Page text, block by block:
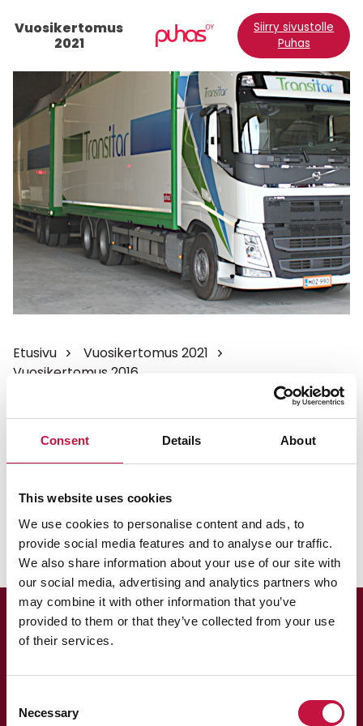
Consent Details About
This website uses cookies
We use cookies to personalise content and ads, to
provide social media features and to analyse our traffic.
We also share information about your use of our site with
our social media, advertising and analytics partners who
may combine it with other information that you’ve
provided to them or that they’ve collected from your use
of their services.
Selection
Necessary
Vuosikertomus
2021
Siirry sivustolle
Puhas
Etusivu
Vuosikertomus 2021
Vuosikertomus 2016
Vuosikertomus 2016
Jätteiden hyödyntäminen
Vuosikertomus 2016